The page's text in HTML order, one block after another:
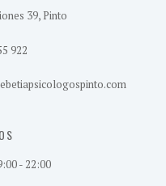
39, Pinto
922
- 22:00